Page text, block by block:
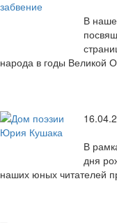
В
народа в годы Великой
В
дня
наших юных читателей